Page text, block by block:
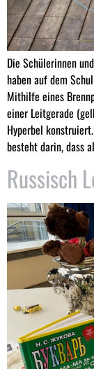
Die Schülerinnen
haben auf dem
Mithilfe eines
einer Leitgerade
Hyperbel
besteht darin, dass
Russisch